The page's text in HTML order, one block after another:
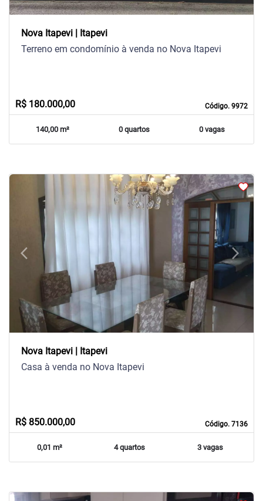
Nova Itapevi | Itapevi
Código. 9972
Terreno em condomínio à venda no Nova Itapevi
R$ 180.000,00
140,00 m² 0 quartos 0 vagas
arrow_back_iosPrevious arrow_forward_iosNext
Nova Itapevi | Itapevi
Código. 7136
Casa à venda no Nova Itapevi
R$ 850.000,00
0,01 m² 4 quartos 3 vagas